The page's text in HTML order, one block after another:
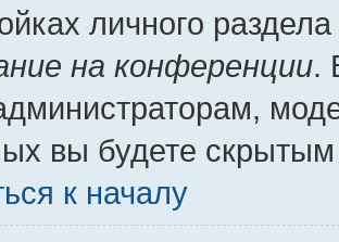
личного
на конференции.
вы будете
к началу